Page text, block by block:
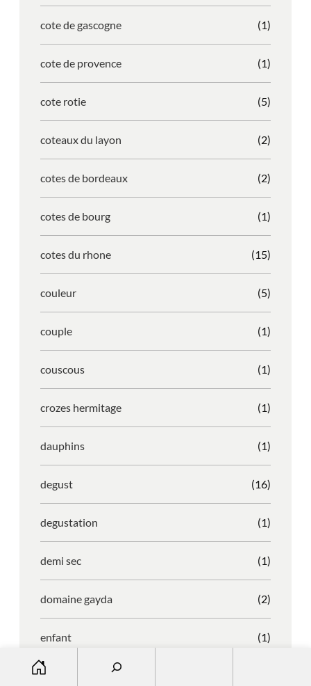
cote de gascogne (1)
cote de provence (1)
cote rotie (5)
coteaux du layon (2)
cotes de bordeaux (2)
cotes de bourg (1)
cotes du rhone (15)
couleur (5)
couple (1)
couscous (1)
crozes hermitage (1)
dauphins (1)
degust (16)
degustation (1)
demi sec (1)
domaine gayda (2)
enfant (1)
entreprise